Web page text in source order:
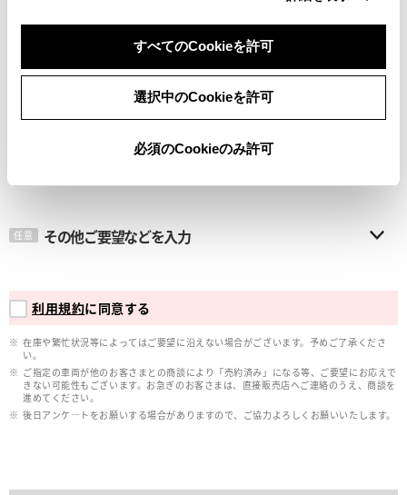
すべてのCookieを許可
選択中のCookieを許可
必須のCookieのみ許可
メールアドレス
任意 その他ご要望などを入力
利用規約に同意する
在庫や繁忙状況等によってはご要望に沿えない場合がございます。予めご了承くださ
い。
ご指定の車両が他のお客さまとの商談により「売約済み」になる等、ご要望にお応えで
きない可能性もございます。お急ぎのお客さまは、直接販売店へご連絡のうえ、商談を
進めてください。
後日アンケ―トをお願いする場合がありますので、ご協力よろしくお願いいたします。